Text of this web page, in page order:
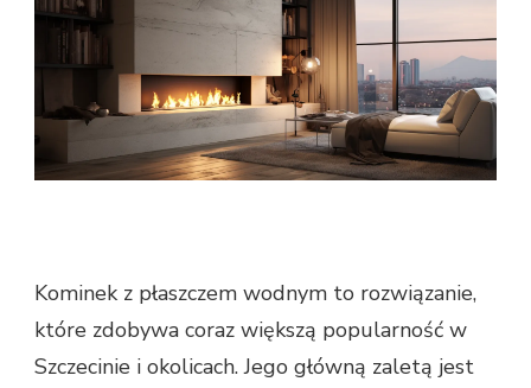
Kominek z płaszczem wodnym to rozwiązanie,
które zdobywa coraz większą popularność w
Szczecinie i okolicach. Jego główną zaletą jest